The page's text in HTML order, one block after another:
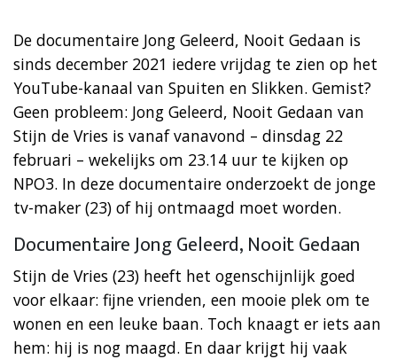
De documentaire Jong Geleerd, Nooit Gedaan is
sinds december 2021 iedere vrijdag te zien op het
YouTube-kanaal van Spuiten en Slikken. Gemist?
Geen probleem: Jong Geleerd, Nooit Gedaan van
Stijn de Vries is vanaf vanavond – dinsdag 22
februari – wekelijks om 23.14 uur te kijken op
NPO3. In deze documentaire onderzoekt de jonge
tv-maker (23) of hij ontmaagd moet worden.
Documentaire Jong Geleerd, Nooit Gedaan
Stijn de Vries (23) heeft het ogenschijnlijk goed
voor elkaar: fijne vrienden, een mooie plek om te
wonen en een leuke baan. Toch knaagt er iets aan
hem: hij is nog maagd. En daar krijgt hij vaak